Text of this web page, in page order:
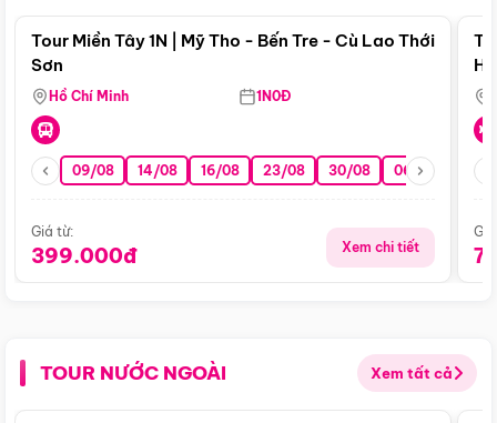
Tour Miền Tây 1N | Mỹ Tho - Bến Tre - Cù Lao Thới
Sơn
Hồ Chí Minh 1N0Đ
09/08 14/08 16/08 23/08 30/08 06/09 13/09
Giá từ:
399.000đ Xem chi tiết
TOUR NƯỚC NGOÀI Xem tất cả
Điểm nổi bật